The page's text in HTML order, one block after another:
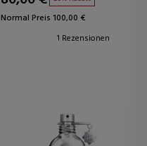
Normal Preis 100,00 €
1 Rezensionen